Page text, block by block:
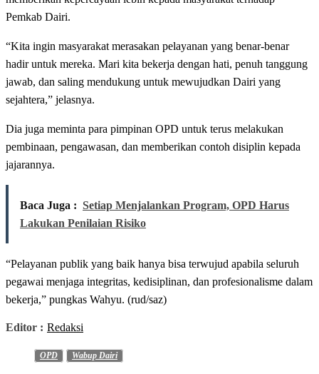
Pemkab Dairi.
“Kita ingin masyarakat merasakan pelayanan yang benar-benar
hadir untuk mereka. Mari kita bekerja dengan hati, penuh tanggung
jawab, dan saling mendukung untuk mewujudkan Dairi yang
sejahtera,” jelasnya.
Dia juga meminta para pimpinan OPD untuk terus melakukan
pembinaan, pengawasan, dan memberikan contoh disiplin kepada
jajarannya.
Baca Juga : Setiap Menjalankan Program, OPD Harus
Lakukan Penilaian Risiko
“Pelayanan publik yang baik hanya bisa terwujud apabila seluruh
pegawai menjaga integritas, kedisiplinan, dan profesionalisme dalam
bekerja,” pungkas Wahyu. (rud/saz)
Editor : Redaksi
OPD Wabup Dairi